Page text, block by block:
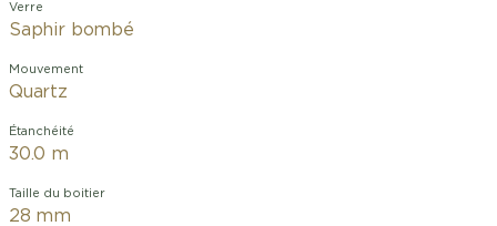
Verre
Saphir bombé
Mouvement
Quartz
Étanchéité
30.0 m
Taille du boitier
28 mm